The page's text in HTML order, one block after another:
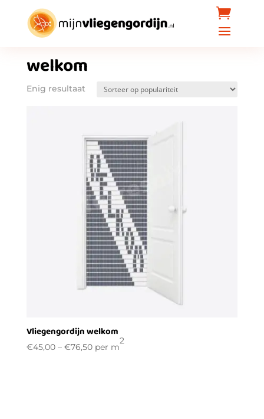
Home
welkom
Enig resultaat
Vliegengordijn welkom
€45,00– €76,50per m
2